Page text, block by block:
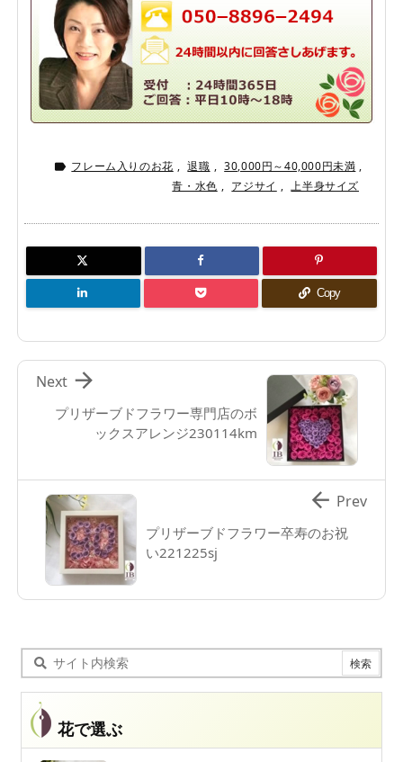
 フレーム入りのお花 , 退職 , 30,000円～40,000円未満 ,
青・水色 , アジサイ , 上半身サイズ
Copy
プリザーブドフラワー専門店のボ
ックスアレンジ230114km

Next
プリザーブドフラワー卒寿のお祝
い221225sj
 Prev
花で選ぶ